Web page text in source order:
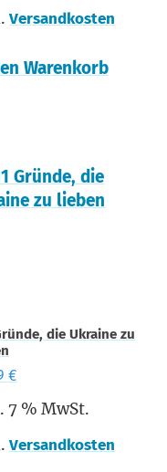
Versandkosten
Warenkorb
die Ukraine zu
€
7 % MwSt.
Versandkosten